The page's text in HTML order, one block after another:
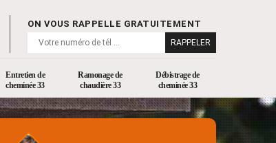
ON VOUS RAPPELLE GRATUITEMENT
Entretien de
cheminée 33
Ramonage de
chaudière 33
Débistrage de
cheminée 33